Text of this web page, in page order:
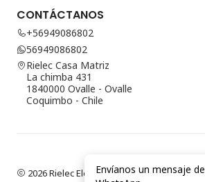
CONTÁCTANOS
+56949086802
56949086802
Rielec Casa Matriz
La chimba 431
1840000 Ovalle - Ovalle
Coquimbo - Chile
2026 Rielec Electricidad.Envíanos un mensaje de